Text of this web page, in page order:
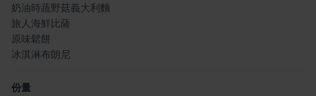
奶油時蔬野菇義大利麵
旅人海鮮比薩
原味鬆餅
冰淇淋布朗尼
份量